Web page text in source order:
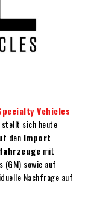
Vehicles
stellt sich heute
den Import
mit
(GM) sowie auf
Nachfrage auf